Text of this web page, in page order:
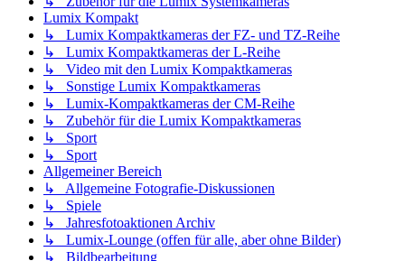
Lumix Kompakt
↳ Lumix Kompaktkameras der FZ- und TZ-Reihe
↳ Lumix Kompaktkameras der L-Reihe
↳ Video mit den Lumix Kompaktkameras
↳ Sonstige Lumix Kompaktkameras
↳ Lumix-Kompaktkameras der CM-Reihe
↳ Zubehör für die Lumix Kompaktkameras
↳ Sport
↳ Sport
Allgemeiner Bereich
↳ Allgemeine Fotografie-Diskussionen
↳ Spiele
↳ Jahresfotoaktionen Archiv
↳ Lumix-Lounge (offen für alle, aber ohne Bilder)
↳ Bildbearbeitung